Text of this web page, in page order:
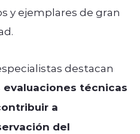
y ejemplares de gran
destacan
evaluaciones técnicas
a
del